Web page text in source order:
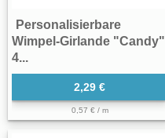
Personalisierbare
Wimpel-Girlande "Candy"
4...
2,29 €
0,57 € / m